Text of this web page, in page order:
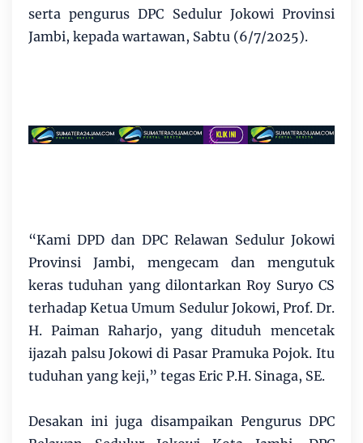
serta pengurus DPC Sedulur Jokowi Provinsi
Jambi, kepada wartawan, Sabtu (6/7/2025).
“Kami DPD dan DPC Relawan Sedulur Jokowi
Provinsi Jambi, mengecam dan mengutuk
keras tuduhan yang dilontarkan Roy Suryo CS
terhadap Ketua Umum Sedulur Jokowi, Prof. Dr.
H. Paiman Raharjo, yang dituduh mencetak
ijazah palsu Jokowi di Pasar Pramuka Pojok. Itu
tuduhan yang keji,” tegas Eric P.H. Sinaga, SE.
Desakan ini juga disampaikan Pengurus DPC